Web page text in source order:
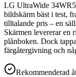
LG UltraWide
bildskärm bäst i test,
tilltalande pris – en
Skärmen levererar en
plånboken. Dock
färgåtergivning och
Rekommenderad